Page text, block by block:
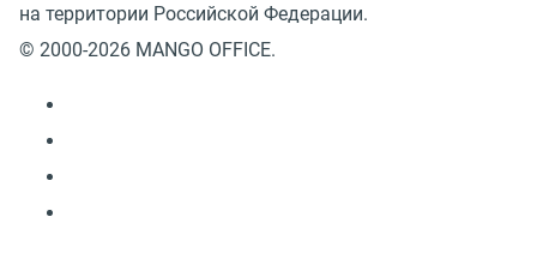
на территории Российской Федерации.
© 2000-2026 MANGO OFFICE.